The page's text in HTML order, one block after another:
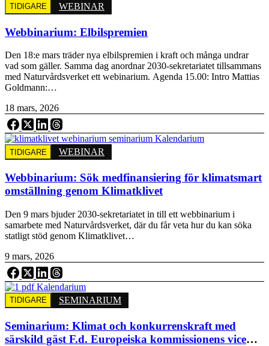
TIDIGARE WEBINAR
Webbinarium: Elbilspremien
Den 18:e mars träder nya elbilspremien i kraft och många undrar
vad som gäller. Samma dag anordnar 2030-sekretariatet tillsammans
med Naturvårdsverket ett webinarium. Agenda 15.00: Intro Mattias
Goldmann:…
18 mars, 2026
TIDIGARE WEBINAR
Webbinarium: Sök medfinansiering för klimatsmart
omställning genom Klimatklivet
Den 9 mars bjuder 2030-sekretariatet in till ett webbinarium i
samarbete med Naturvårdsverket, där du får veta hur du kan söka
statligt stöd genom Klimatklivet…
9 mars, 2026
TIDIGARE SEMINARIUM
Seminarium: Klimat och konkurrenskraft med
särskild gäst F.d. Europeiska kommissionens vice